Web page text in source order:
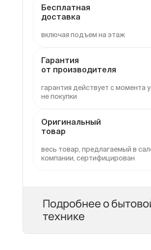
Бесплатная
доставка
включая подъем на этаж
Гарантия
от производителя
гарантия действует с момента
не покупки
Оригинальный
товар
весь товар, предлагаемый в
компании, сертифицирован
Подробнее о
технике